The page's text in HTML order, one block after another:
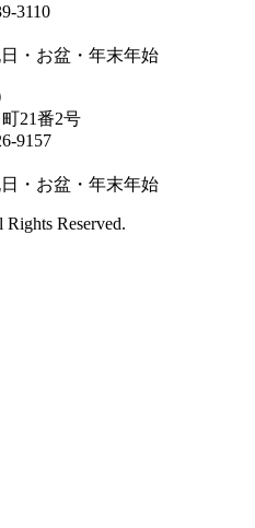
3110
・お盆・年末年始
21番2号
9157
・お盆・年末年始
Reserved.